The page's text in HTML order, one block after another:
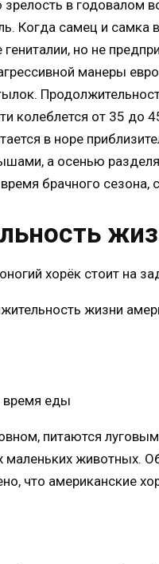
в годовалом
Когда самец и самка
но не
манеры
колеблется от 35 до
в норе
а осенью
брачного
жизни
питаются
маленьких животных.
что американские